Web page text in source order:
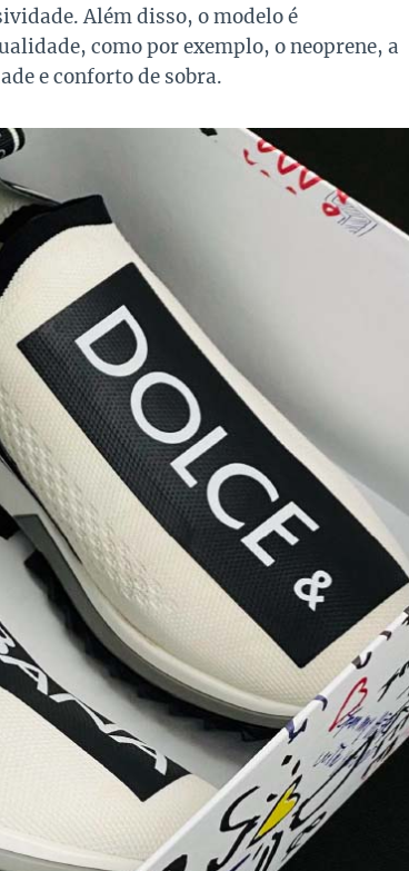
Além disso, o modelo é
como por exemplo, o neoprene, a
e conforto de sobra.